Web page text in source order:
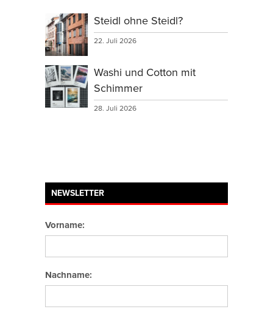
Steidl ohne Steidl?
22. Juli 2026
Washi und Cotton mit
Schimmer
28. Juli 2026
NEWSLETTER
Vorname:
Nachname: